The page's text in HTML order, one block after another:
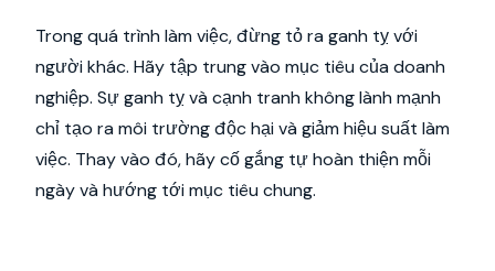
Trong quá trình làm việc, đừng tỏ ra ganh tỵ với
người khác. Hãy tập trung vào mục tiêu của doanh
nghiệp. Sự ganh tỵ và cạnh tranh không lành mạnh
chỉ tạo ra môi trường độc hại và giảm hiệu suất làm
việc. Thay vào đó, hãy cố gắng tự hoàn thiện mỗi
ngày và hướng tới mục tiêu chung.